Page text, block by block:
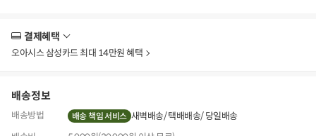
결제혜택
보
오아시스 삼성카드 최대 14만원 혜택
배송정보
배송방법 배송 책임 서비스 새벽배송 택배배송 당일배송